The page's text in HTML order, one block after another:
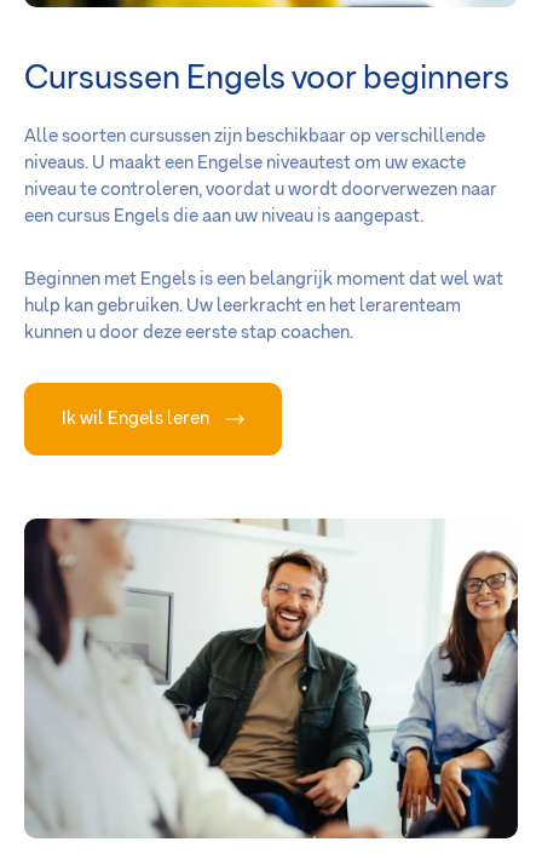
Cursussen Engels voor beginners
Alle soorten cursussen zijn beschikbaar op verschillende
niveaus. U maakt een Engelse niveautest om uw exacte
niveau te controleren, voordat u wordt doorverwezen naar
een cursus Engels die aan uw niveau is aangepast.
Beginnen met Engels is een belangrijk moment dat wel wat
hulp kan gebruiken. Uw leerkracht en het lerarenteam
kunnen u door deze eerste stap coachen.
Ik wil Engels leren